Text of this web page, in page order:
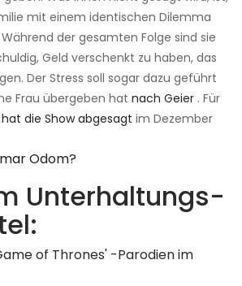
mit einem identischen Dilemma
der gesamten Folge sind sie
Geld verschenkt zu haben, das
Der Stress soll sogar dazu geführt
Frau übergeben hat nach Geier . Für
hat die Show abgesagt im Dezember
Odom?
Unterhaltungs-
of Thrones' -Parodien im